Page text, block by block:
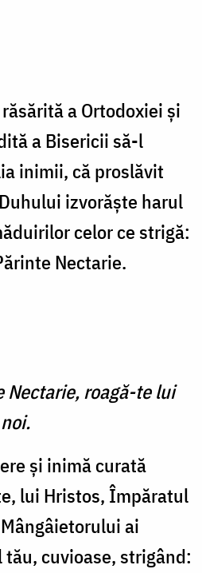
a Ortodoxiei şi
a Bisericii să-l
inimii, că proslăvit
izvorăşte harul
celor ce strigă:
Nectarie.
Nectarie, roagă-te lui
şi inimă curată
lui Hristos, Împăratul
ai
cuvioase, strigând: